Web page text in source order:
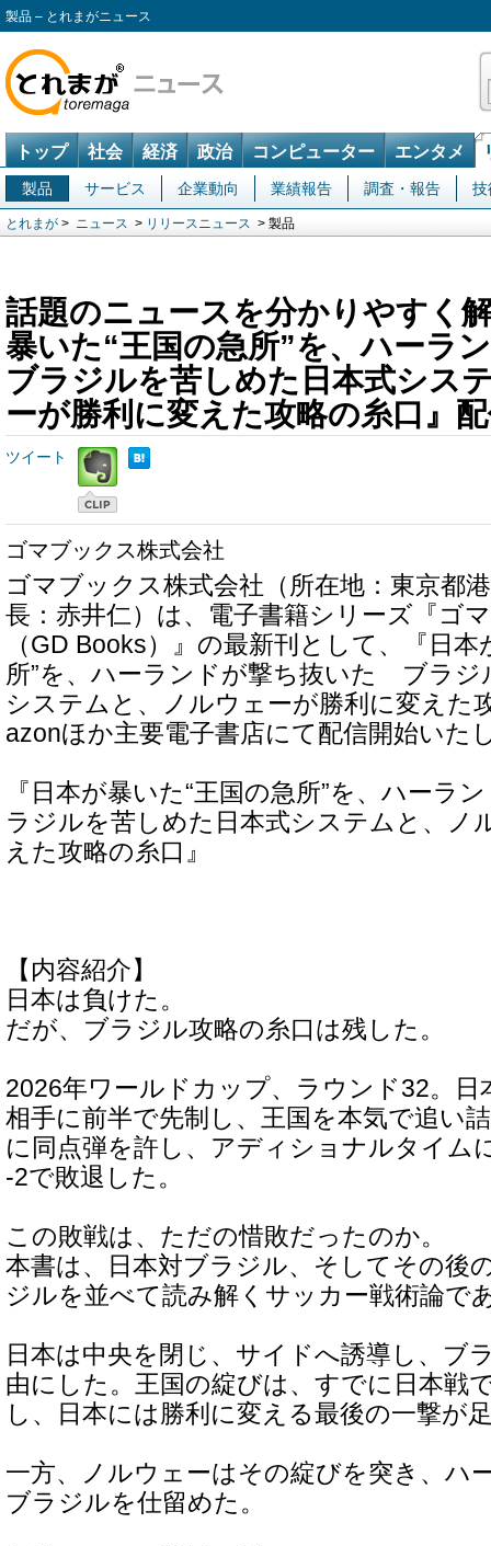
製品 – とれまがニュース
トップ 社会 経済 政治 コンピューター エンタメ
製品 サービス 企業動向 業績報告 調査・報告 技
とれまが > ニュース > リリースニュース > 製品
話題のニュースを分かりやすく
暴いた“王国の急所”を、ハーラ
ブラジルを苦しめた日本式シス
ーが勝利に変えた攻略の糸口』
ツイート
ゴマブックス株式会社
ゴマブックス株式会社（所在地：東京都
長：赤井仁）は、電子書籍シリーズ『ゴ
（GD Books）』の最新刊として、『日本
所”を、ハーランドが撃ち抜いた ブラジ
システムと、ノルウェーが勝利に変えた
azonほか主要電子書店にて配信開始いた
『日本が暴いた“王国の急所”を、ハーラ
ラジルを苦しめた日本式システムと、ノ
えた攻略の糸口』
【内容紹介】
日本は負けた。
だが、ブラジル攻略の糸口は残した。
2026年ワールドカップ、ラウンド32。
相手に前半で先制し、王国を本気で追い
に同点弾を許し、アディショナルタイム
-2で敗退した。
この敗戦は、ただの惜敗だったのか。
本書は、日本対ブラジル、そしてその後
ジルを並べて読み解くサッカー戦術論で
日本は中央を閉じ、サイドへ誘導し、ブ
由にした。王国の綻びは、すでに日本戦
し、日本には勝利に変える最後の一撃が
一方、ノルウェーはその綻びを突き、ハ
ブラジルを仕留めた。